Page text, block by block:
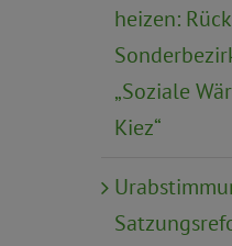
heizen:
„Soziale
Kiez“